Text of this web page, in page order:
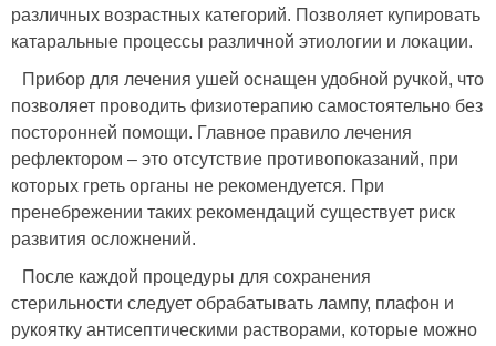
различных возрастных категорий. Позволяет купировать
катаральные процессы различной этиологии и локации.
Прибор для лечения ушей оснащен удобной ручкой, что
позволяет проводить физиотерапию самостоятельно без
посторонней помощи. Главное правило лечения
рефлектором – это отсутствие противопоказаний, при
которых греть органы не рекомендуется. При
пренебрежении таких рекомендаций существует риск
развития осложнений.
После каждой процедуры для сохранения
стерильности следует обрабатывать лампу, плафон и
рукоятку антисептическими растворами, которые можно